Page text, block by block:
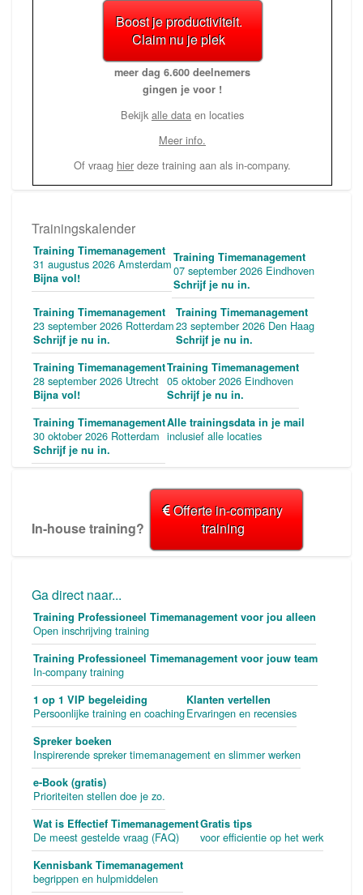
Boost je productiviteit.
Claim nu je plek
meer dag 6.600 deelnemers
gingen je voor !
Bekijk alle data en locaties
Meer info.
Of vraag hier deze training aan als in-company.
Trainingskalender
Training Timemanagement
31 augustus 2026 Amsterdam
Bijna vol!
Training Timemanagement
07 september 2026 Eindhoven
Schrijf je nu in.
Training Timemanagement
23 september 2026 Rotterdam
Schrijf je nu in.
Training Timemanagement
23 september 2026 Den Haag
Schrijf je nu in.
Training Timemanagement
28 september 2026 Utrecht
Bijna vol!
Training Timemanagement
05 oktober 2026 Eindhoven
Schrijf je nu in.
Training Timemanagement
30 oktober 2026 Rotterdam
Schrijf je nu in.
Alle trainingsdata in je mail
inclusief alle locaties
In-house training?
Offerte in-company
training
Ga direct naar...
Training Professioneel Timemanagement voor jou alleen
Open inschrijving training
Training Professioneel Timemanagement voor jouw team
In-company training
1 op 1 VIP begeleiding
Persoonlijke training en coaching
Klanten vertellen
Ervaringen en recensies
Spreker boeken
Inspirerende spreker timemanagement en slimmer werken
e-Book (gratis)
Prioriteiten stellen doe je zo.
Wat is Effectief Timemanagement
De meest gestelde vraag (FAQ)
Gratis tips
voor efficientie op het werk
Kennisbank Timemanagement
begrippen en hulpmiddelen